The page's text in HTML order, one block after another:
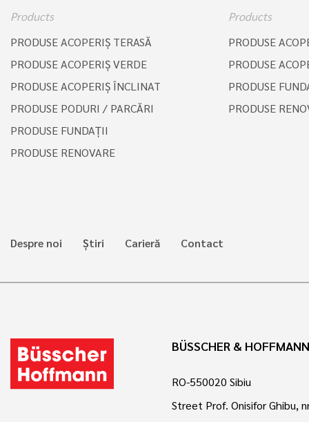
Products
PRODUSE ACOPERIŞ TERASĂ
PRODUSE ACOPERIŞ VERDE
PRODUSE ACOPERIŞ ÎNCLINAT
PRODUSE PODURI / PARCĂRI
PRODUSE FUNDAȚII
PRODUSE RENOVARE
Products
PRODUSE
PRODUSE
PRODUSE
PRODUSE
Despre noi Știri Carieră Contact
BÜSSCHER &
RO-550020 Sibiu
Street Prof. Onisifor Ghibu,